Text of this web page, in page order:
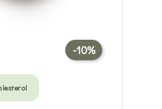
-10%